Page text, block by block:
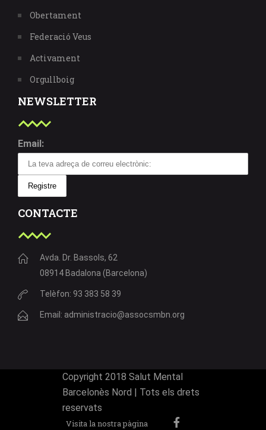
Obertament
Federació Veus
Activament
Orgullboig
NEWSLETTER
Email:
CONTACTE
Avda. Dr. Bassols, 62
08914 Badalona (Barcelona)
Telèfon: 93 383 58 39
Email: administracio@assocsmbn.org
Copyright 2018 Salut Mental
Barcelonès Nord | Tots els drets
reservats
Visita la nostra pàgina